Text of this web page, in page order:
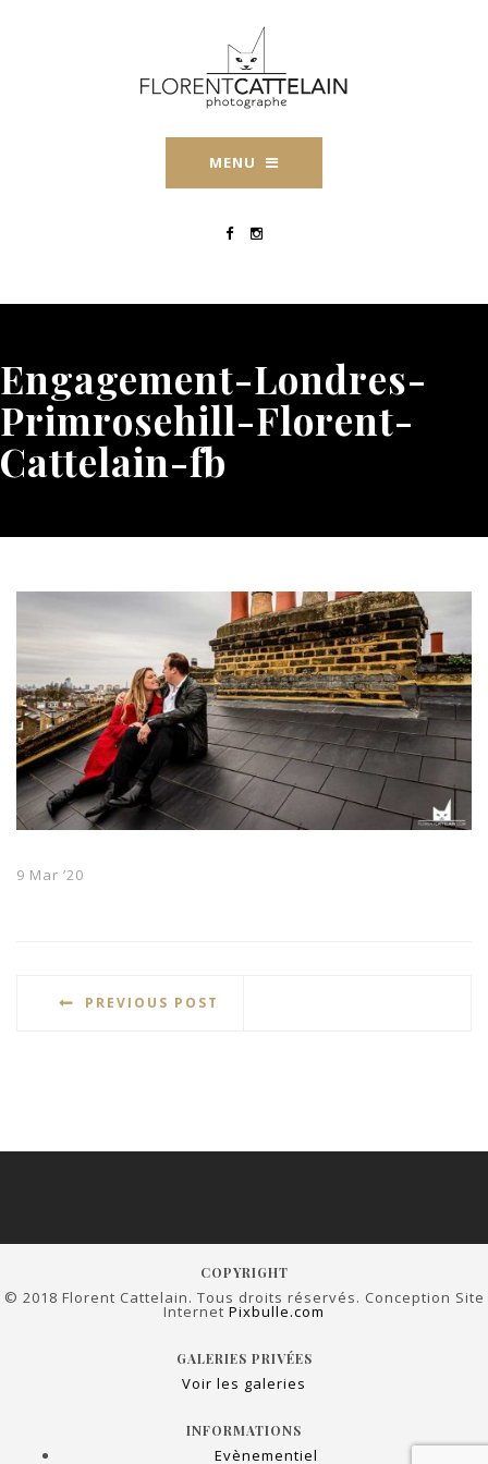
MENU
Engagement-Londres-
Primrosehill-Florent-
Cattelain-fb
9 Mar ’20
PREVIOUS POST
COPYRIGHT
© 2018 Florent Cattelain. Tous droits réservés. Conception Site
Internet Pixbulle.com
GALERIES PRIVÉES
Voir les galeries
INFORMATIONS
Evènementiel